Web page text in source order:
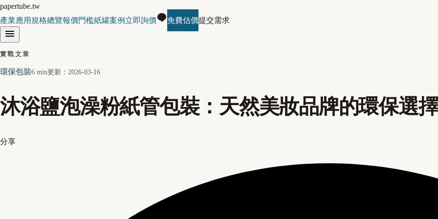
papertube.tw
產業應用 規格總覽報價門檻紙罐案例 立即詢價 免費估價提交需求
實戰文章
環保包裝6 min更新： 2026-03-16
沐浴鹽泡澡粉紙管包裝：天然美妝品牌的環保選擇
分享